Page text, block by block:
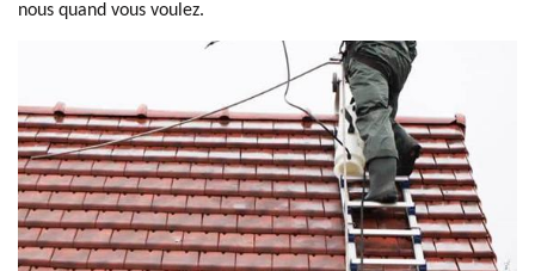
nous quand vous voulez.